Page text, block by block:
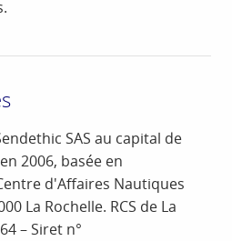
SAS au capital de
2006, basée en
d'Affaires Nautiques
La Rochelle. RCS de La
– Siret n°